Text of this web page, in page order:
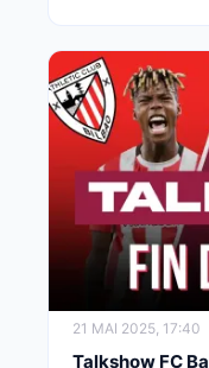
21 MAI 2025, 17:40
Talkshow FC